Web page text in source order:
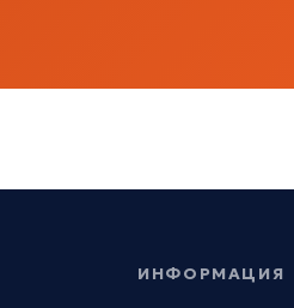
ИНФОРМАЦИЯ